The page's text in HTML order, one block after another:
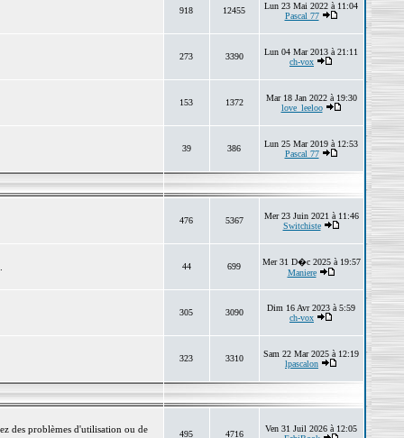
918 12455
Lun 23 Mai 2022 à 11:04
Pascal 77
273 3390
Lun 04 Mar 2013 à 21:11
ch-vox
153 1372
Mar 18 Jan 2022 à 19:30
love_leeloo
39 386
Lun 25 Mar 2019 à 12:53
Pascal 77
476 5367
Mer 23 Juin 2021 à 11:46
Switchiste
44 699
Mer 31 D�c 2025 à 19:57
Maniere
305 3090
Dim 16 Avr 2023 à 5:59
ch-vox
323 3310
Sam 22 Mar 2025 à 12:19
lpascalon
des problèmes d'utilisation ou de 495 4716
Ven 31 Juil 2026 à 12:05